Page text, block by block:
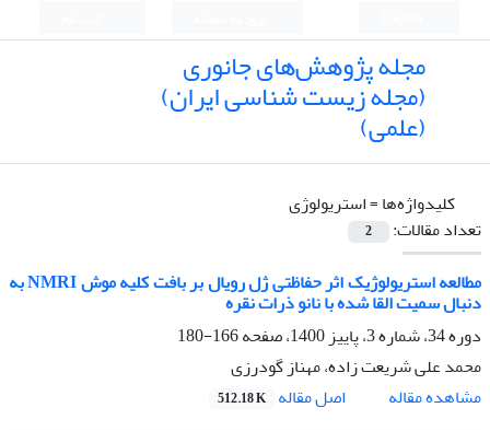
مجله پژوهش‌های جانوری
(مجله زیست شناسی ایران)
(علمی)
کلیدواژه‌ها =استریولوژی
تعداد مقالات:
2
مطالعه استریولوژیک اثر حفاظتی ژل رویال بر بافت کلیه موش NMRI به
دنبال سمیت القا شده با نانو ذرات نقره
دوره 34، شماره 3، پاییز 1400، صفحه
166-180
محمد علی شریعت زاده، مهناز گودرزی
مشاهده مقاله
اصل مقاله 512.18 K